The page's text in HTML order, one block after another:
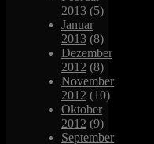
2013 (5)
Januar
2013 (8)
Dezember
2012 (8)
November
2012 (10)
Oktober
2012 (9)
September